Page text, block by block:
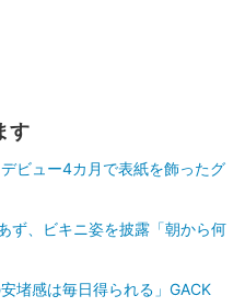
す
ビュー4カ月で表紙を飾ったグ
ず、ビキニ姿を披露「朝から何
堵感は毎日得られる」GACK